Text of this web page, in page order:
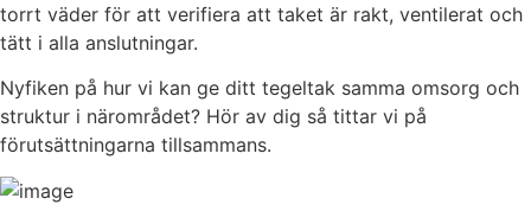
torrt väder för att verifiera att taket är rakt, ventilerat och
tätt i alla anslutningar.
Nyfiken på hur vi kan ge ditt tegeltak samma omsorg och
struktur i närområdet? Hör av dig så tittar vi på
förutsättningarna tillsammans.